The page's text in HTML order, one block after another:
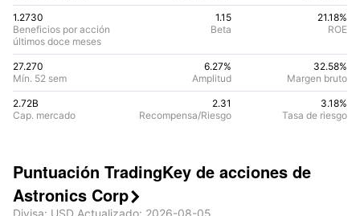
1.2730
Beneficios por acción
últimos doce meses
1.15
Beta
21.18%
ROE
27.270
Mín. 52 sem
6.27%
Amplitud
32.58%
Margen bruto
2.72B
Cap. mercado
2.31
Recompensa/Riesgo
3.18%
Tasa de riesgo
Puntuación TradingKey de acciones de
Astronics Corp
Divisa: USD Actualizado: 2026-08-05